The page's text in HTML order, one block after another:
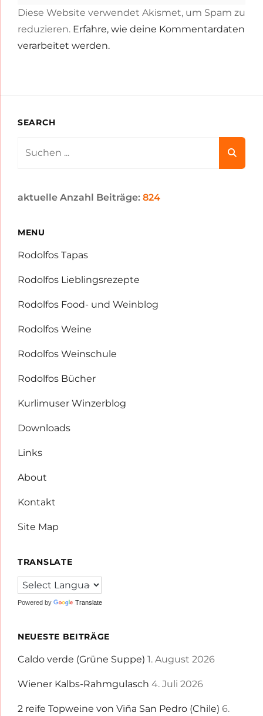
Diese Website verwendet Akismet, um Spam zu
reduzieren. Erfahre, wie deine Kommentardaten
verarbeitet werden.
SEARCH
aktuelle Anzahl Beiträge: 824
MENU
Rodolfos Tapas
Rodolfos Lieblingsrezepte
Rodolfos Food- und Weinblog
Rodolfos Weine
Rodolfos Weinschule
Rodolfos Bücher
Kurlimuser Winzerblog
Downloads
Links
About
Kontakt
Site Map
TRANSLATE
Powered by Translate
NEUESTE BEITRÄGE
Caldo verde (Grüne Suppe) 1. August 2026
Wiener Kalbs-Rahmgulasch 4. Juli 2026
2 reife Topweine von Viña San Pedro (Chile) 6.